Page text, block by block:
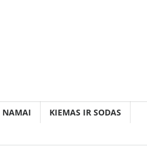
NAMAI
KIEMAS IR SODAS